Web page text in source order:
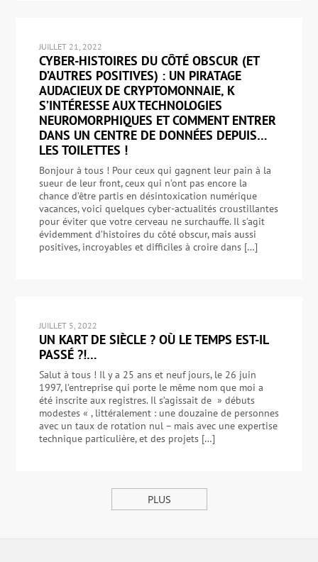
JUILLET 21, 2022
CYBER-HISTOIRES DU CÔTÉ OBSCUR (ET
D’AUTRES POSITIVES) : UN PIRATAGE
AUDACIEUX DE CRYPTOMONNAIE, K
S’INTÉRESSE AUX TECHNOLOGIES
NEUROMORPHIQUES ET COMMENT ENTRER
DANS UN CENTRE DE DONNÉES DEPUIS…
LES TOILETTES !
Bonjour à tous ! Pour ceux qui gagnent leur pain à la
sueur de leur front, ceux qui n’ont pas encore la
chance d’être partis en désintoxication numérique
vacances, voici quelques cyber-actualités croustillantes
pour éviter que votre cerveau ne surchauffe. Il s’agit
évidemment d’histoires du côté obscur, mais aussi
positives, incroyables et difficiles à croire dans […]
JUILLET 5, 2022
UN KART DE SIÈCLE ? OÙ LE TEMPS EST-IL
PASSÉ ?!…
Salut à tous ! Il y a 25 ans et neuf jours, le 26 juin
1997, l’entreprise qui porte le même nom que moi a
été inscrite aux registres. Il s’agissait de » débuts
modestes « , littéralement : une douzaine de personnes
avec un taux de rotation nul – mais avec une expertise
technique particulière, et des projets […]
PLUS